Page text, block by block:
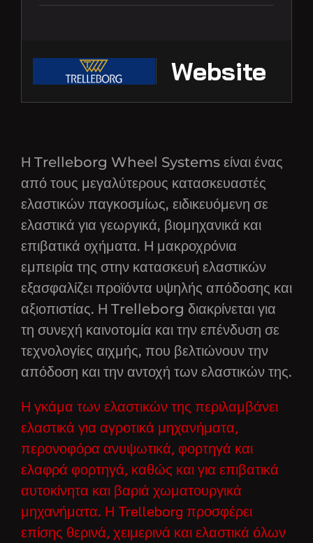
Website
Η Trelleborg Wheel Systems είναι ένας
από τους μεγαλύτερους κατασκευαστές
ελαστικών παγκοσμίως, ειδικευόμενη σε
ελαστικά για γεωργικά, βιομηχανικά και
επιβατικά οχήματα. Η μακροχρόνια
εμπειρία της στην κατασκευή ελαστικών
εξασφαλίζει προϊόντα υψηλής απόδοσης και
αξιοπιστίας. Η Trelleborg διακρίνεται για
τη συνεχή καινοτομία και την επένδυση σε
τεχνολογίες αιχμής, που βελτιώνουν την
απόδοση και την αντοχή των ελαστικών της.
Η γκάμα των ελαστικών της περιλαμβάνει
ελαστικά για αγροτικά μηχανήματα,
περονοφόρα ανυψωτικά, φορτηγά και
ελαφρά φορτηγά, καθώς και για επιβατικά
αυτοκίνητα και βαριά χωματουργικά
μηχανήματα. Η Trelleborg προσφέρει
επίσης θερινά, χειμερινά και ελαστικά όλων